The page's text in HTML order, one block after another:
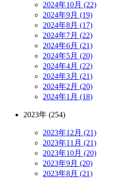
2024年10月 (22)
2024年9月 (19)
2024年8月 (17)
2024年7月 (22)
2024年6月 (21)
2024年5月 (20)
2024年4月 (22)
2024年3月 (21)
2024年2月 (20)
2024年1月 (18)
2023年 (254)
2023年12月 (21)
2023年11月 (21)
2023年10月 (20)
2023年9月 (20)
2023年8月 (21)